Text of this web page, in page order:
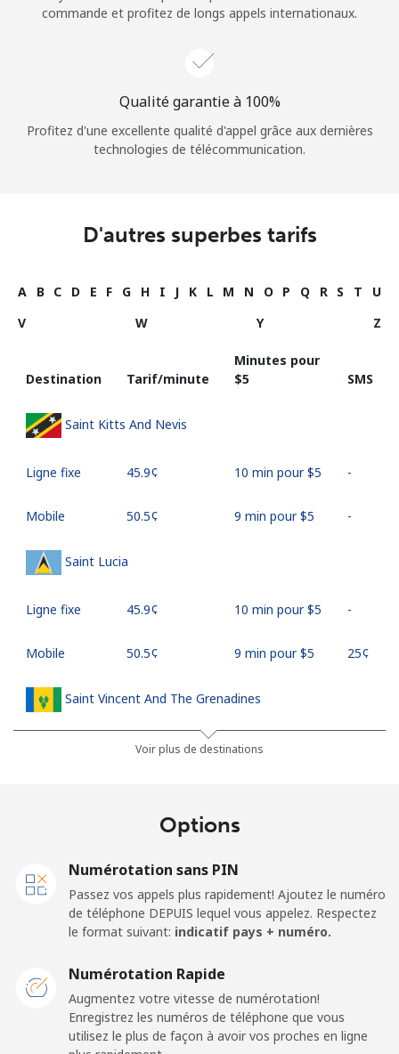
commande et profitez de longs appels internationaux.
Qualité garantie à 100%
Profitez d'une excellente qualité d'appel grâce aux dernières
technologies de télécommunication.
D'autres superbes tarifs
A B C D E F G H I J K L M N O P Q R S T
U
V
W Y Z
Destination Tarif/minute
Minutes pour
⁦$5⁩
SMS
Saint Kitts And Nevis
Ligne fixe ⁦45.9¢⁩ 10 min pour ⁦$5⁩ -
Mobile ⁦50.5¢⁩ 9 min pour ⁦$5⁩ -
Saint Lucia
Ligne fixe ⁦45.9¢⁩ 10 min pour ⁦$5⁩ -
Mobile ⁦50.5¢⁩ 9 min pour ⁦$5⁩ ⁦25¢⁩
Saint Vincent And The Grenadines
⁦41.5¢⁩ 12 min pour ⁦$5⁩
Ligne fixe
⁦195.5¢⁩ 2 min pour ⁦$5⁩
San Marino
Ligne fixe ⁦32.9¢⁩ 15 min pour ⁦$5⁩
Voir plus de destinations
Options
Numérotation sans PIN
Passez vos appels plus rapidement! Ajoutez le numéro
de téléphone DEPUIS lequel vous appelez. Respectez
le format suivant: indicatif pays + numéro.
Numérotation Rapide
Augmentez votre vitesse de numérotation!
Enregistrez les numéros de téléphone que vous
utilisez le plus de façon à avoir vos proches en ligne